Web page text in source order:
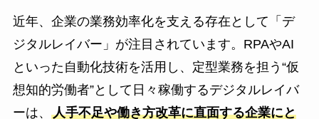
近年、企業の業務効率化を支える存在として「デ
ジタルレイバー」が注目されています。RPAやAI
といった自動化技術を活用し、定型業務を担う“仮
想知的労働者”として日々稼働するデジタルレイバ
ーは、 人手不足や働き方改革に直面する企業にと